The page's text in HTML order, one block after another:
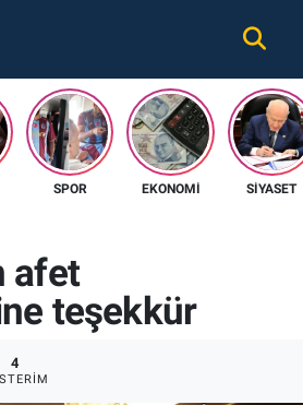
SPOR EKONOMI SIYASET
afet
teşekkür
4
Durumu ve Fikstür